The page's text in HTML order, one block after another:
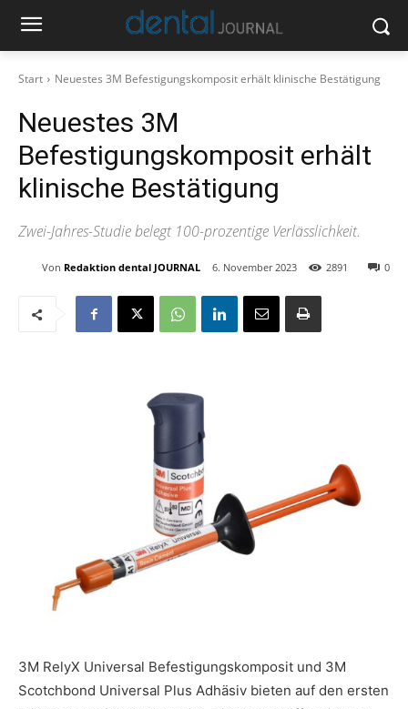
Start Neuestes 3M Befestigungskomposit erhält klinische Bestätigung
Neuestes 3M
Befestigungskomposit erhält
klinische Bestätigung
Zwei-Jahres-Studie belegt 100-prozentige Verlässlichkeit.
Von Redaktion dental JOURNAL 6. November 2023 0
2891
3M RelyX Universal Befestigungskomposit und 3M
Scotchbond Universal Plus Adhäsiv bieten auf den ersten